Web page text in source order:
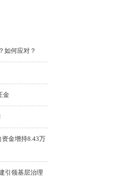
如何应对？
金
金增持8.43万
引领基层治理